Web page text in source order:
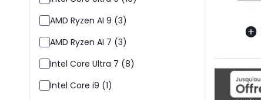
AMD Ryzen AI 9 (3)
AMD Ryzen AI 7 (3)
Intel Core Ultra 7 (8)
Intel Core i9 (1)